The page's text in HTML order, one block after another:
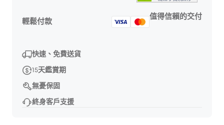
輕鬆付款
值得信賴的交付
快速、免費送貨
15天鑑賞期
無憂保固
終身客戶支援